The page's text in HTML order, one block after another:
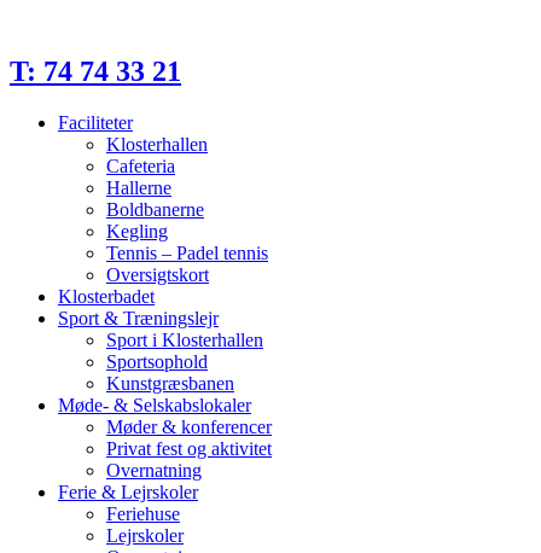
indhold
T: 74 74 33 21
Faciliteter
Klosterhallen
Cafeteria
Hallerne
Boldbanerne
Kegling
Tennis – Padel tennis
Oversigtskort
Klosterbadet
Sport & Træningslejr
Sport i Klosterhallen
Sportsophold
Kunstgræsbanen
Møde- & Selskabslokaler
Møder & konferencer
Privat fest og aktivitet
Overnatning
Ferie & Lejrskoler
Feriehuse
Lejrskoler